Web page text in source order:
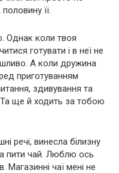
її.
Однак коли твоя
готувати і в неї не
А коли дружина
приготуванням
здивування та
Та ще й ходить за тобою
речі, винесла білизну
пити чай. Люблю ось
Магазинні чаї мені не